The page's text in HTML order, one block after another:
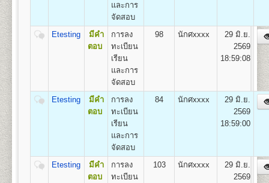
คณะสื่อสารมวลชน
เปิดสอนระดับปริญญาตรีหลักสูตร 4 ปี จำนวน 144
ศิลปศาสตรบัณฑิต (สื่อสารมวลชน) ศศ.บ.
(สื่อสารมวลชน) Bachelor of Arts (Mass
Communication) B.A. (Mass Communication)
สาขาวิชา คือ สาขาวิชาสื่อสารมวลชน
คณะพัฒนาทรัพยากรมนุษย์
เปิดสอนระดับปริญญาตรี หลักสูตร 4 ปี จำนวน 132
เมื่อเสร็จสิ้นขั้นตอนการรับสมัครเป็นนักศึกษาใหม่แล้ว ผู้
สมัครจะได้รับเอกสารกลับไป ดังนี้
๑. ใบเสร็จรับเงินลงทะเบียนนักศึกษาใหม่
๒. ใบนัดรับบัตรประจำ ตัวนักศึกษา
๓. หนังสือปฐมนิเทศนักศึกษา
อัตราค่าธรรมเนียมการศึกษา ค่าลง
ทะเบียนเรียนและค่าบำรุงการศึกษา
1. ค่าลงทะเบียนเรียนเป็นรายหน่วยกิตๆ ละ
2. ค่าบัตรประจำตัวผู้เข้าศึกษา
3. ค่าธรรมเนียมแรกเข้าศึกษา
4. ค่าขึ้นทะเบียนผู้เข้าศึกษา
และการ
จัดสอบ
Etesting
มีคำ
ตอบ
การลง
ทะเบียน
เรียน
และการ
จัดสอบ
98 นักศxxxx
29 มิ.ย.
2569
18:59:08
Etesting
มีคำ
ตอบ
การลง
ทะเบียน
เรียน
และการ
จัดสอบ
84 นักศxxxx
29 มิ.ย.
2569
18:59:00
Etesting
มีคำ
ตอบ
การลง
ทะเบียน
103 นักศxxxx
29 มิ.ย.
2569